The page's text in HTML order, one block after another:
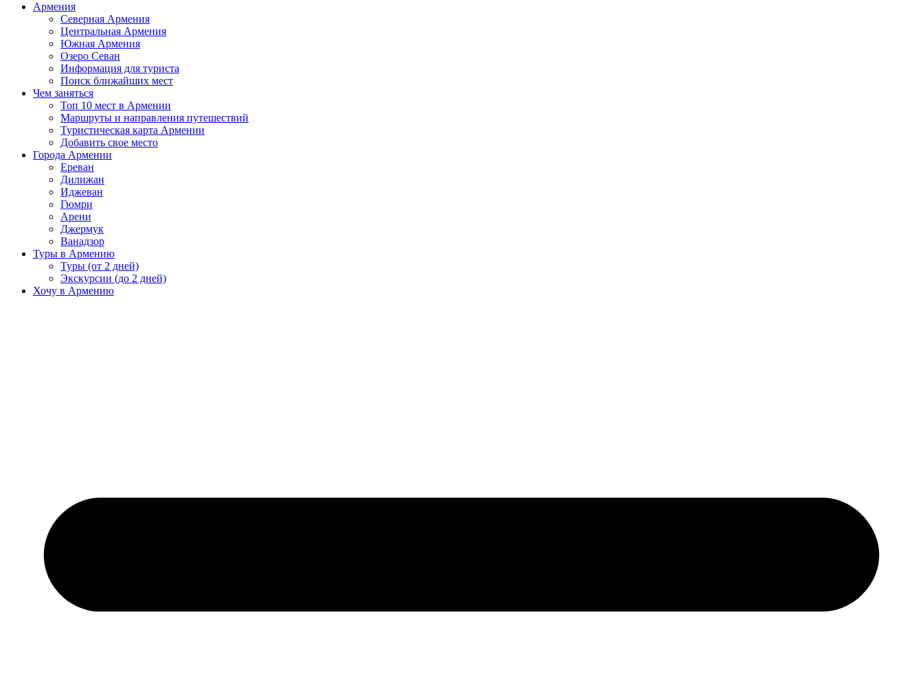
Армения
Северная Армения
Центральная Армения
Южная Армения
Озеро Севан
Информация для туриста
Поиск ближайших мест
Чем заняться
Топ 10 мест в Армении
Маршруты и направления путешествий
Туристическая карта Армении
Добавить свое место
Города Армении
Ереван
Дилижан
Иджеван
Гюмри
Арени
Джермук
Ванадзор
Туры в Армению
Туры (от 2 дней)
Экскурсии (до 2 дней)
Хочу в Армению